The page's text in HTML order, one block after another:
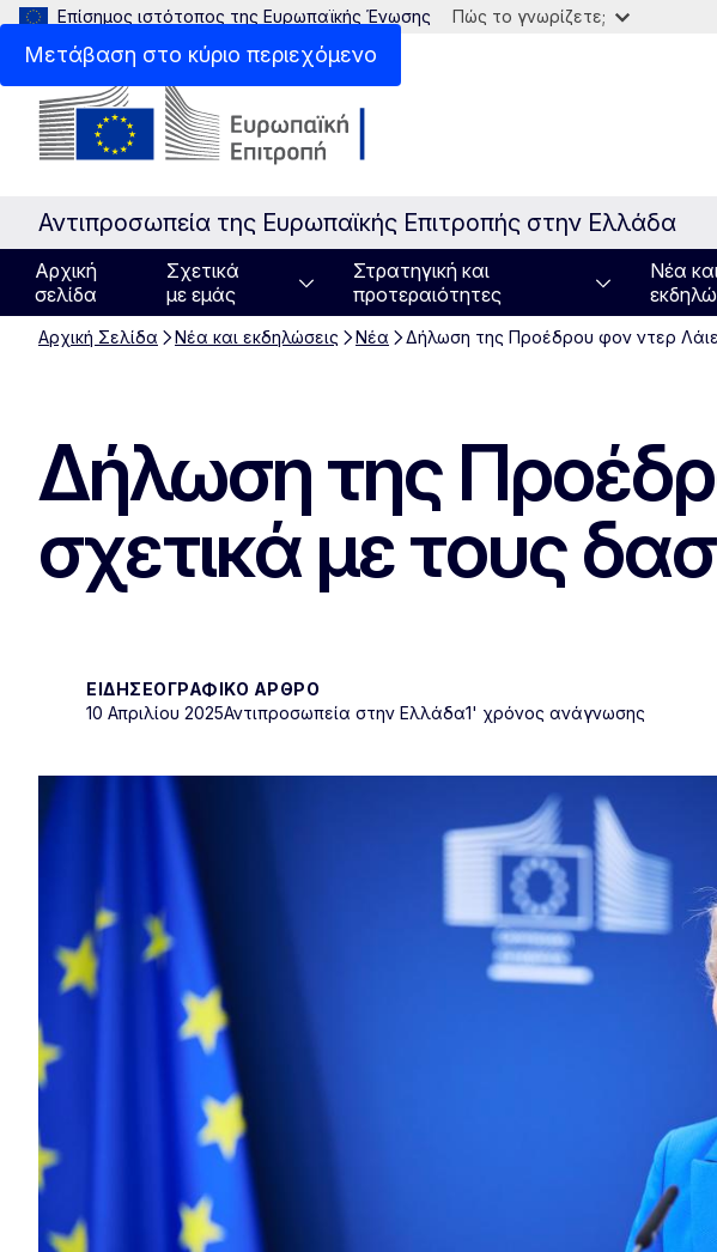
Μετάβαση στο κύριο περιεχόμενο
Επίσημος ιστότοπος της Ευρωπαϊκής Ένωσης Πώς το γνωρίζετε;
Αντιπροσωπεία της Ευρωπαϊκής Επιτροπής στην Ελλάδα
Αρχική
σελίδα
Σχετικά
με εμάς
Στρατηγική και
προτεραιότητες
Νέα
Αρχική Σελίδα Νέα και εκδηλώσεις Νέα Δήλωση της Προέδρου φον ντερ
Δήλωση της
σχετικά με τους
ΕΙΔΗΣΕΟΓΡΑΦΙΚΌ ΆΡΘΡΟ
10 Απριλίου 2025Αντιπροσωπεία στην Ελλάδα1' χρόνος ανάγνωσης